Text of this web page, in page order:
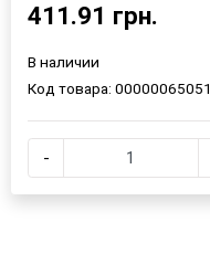
411.91 грн.
В наличии
Код товара: 00000065051
-